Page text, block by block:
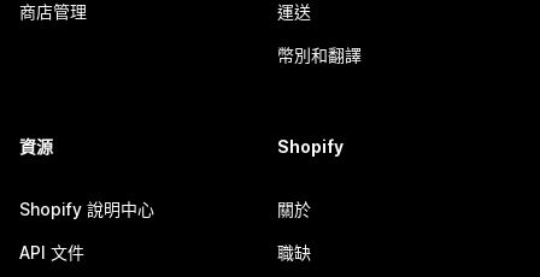
商店管理 運送
幣別和翻譯
資源
Shopify 說明中心
API 文件
Shopify
關於
職缺